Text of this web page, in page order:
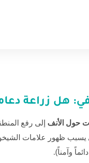
هل زراعة
حول الأنف إلى رفع
يسبب ظهور علامات
وآمناً).